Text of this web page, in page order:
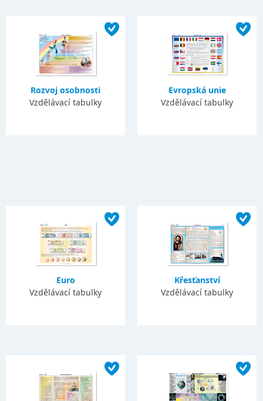
Rozvoj osobnosti
Vzdělávací tabulky
Evropská unie
Vzdělávací tabulky
Euro
Vzdělávací tabulky
Křesťanství
Vzdělávací tabulky